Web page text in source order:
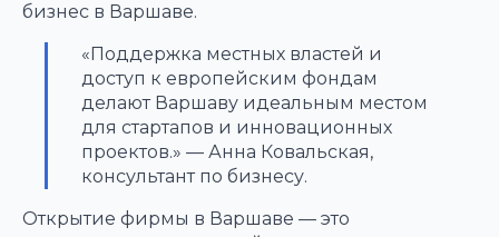
бизнес в Варшаве.
«Поддержка местных властей и
доступ к европейским фондам
делают Варшаву идеальным местом
для стартапов и инновационных
проектов.» — Анна Ковальская,
консультант по бизнесу.
Открытие фирмы в Варшаве — это